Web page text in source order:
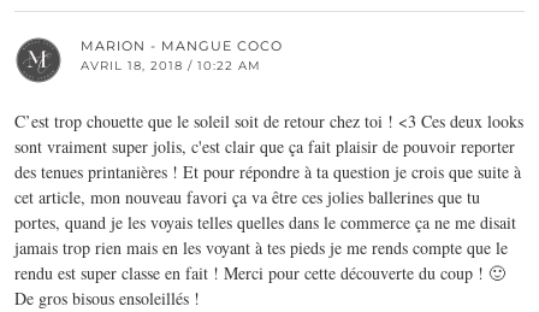
MARION - MANGUE COCO
AVRIL 18, 2018 / 10:22 AM
C’est trop chouette que le soleil soit de retour chez toi ! <3 Ces deux looks
sont vraiment super jolis, c'est clair que ça fait plaisir de pouvoir reporter
des tenues printanières ! Et pour répondre à ta question je crois que suite à
cet article, mon nouveau favori ça va être ces jolies ballerines que tu
portes, quand je les voyais telles quelles dans le commerce ça ne me disait
jamais trop rien mais en les voyant à tes pieds je me rends compte que le
rendu est super classe en fait ! Merci pour cette découverte du coup ! 🙂
De gros bisous ensoleillés !